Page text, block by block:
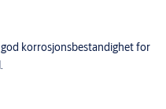
korrosjonsbestandighet for